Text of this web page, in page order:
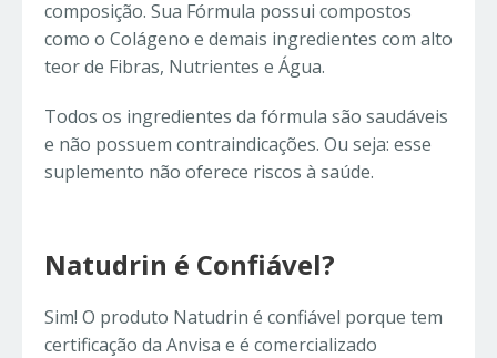
composição. Sua Fórmula possui compostos
como o Colágeno e demais ingredientes com alto
teor de Fibras, Nutrientes e Água.
Todos os ingredientes da fórmula são saudáveis
e não possuem contraindicações. Ou seja: esse
suplemento não oferece riscos à saúde.
Natudrin é Confiável?
Sim! O produto Natudrin é confiável porque tem
certificação da Anvisa e é comercializado